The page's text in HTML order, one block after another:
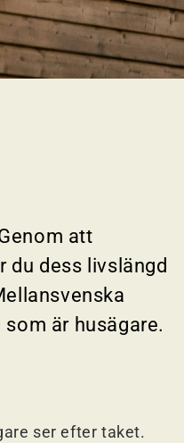
att
du dess livslängd
är husägare.
ser efter taket.